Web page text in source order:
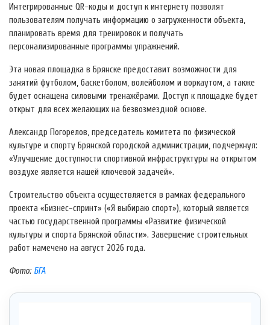
Интегрированные QR-коды и доступ к интернету позволят
пользователям получать информацию о загруженности объекта,
планировать время для тренировок и получать
персонализированные программы упражнений.
Эта новая площадка в Брянске предоставит возможности для
занятий футболом, баскетболом, волейболом и воркаутом, а также
будет оснащена силовыми тренажёрами. Доступ к площадке будет
открыт для всех желающих на безвозмездной основе.
Александр Погорелов, председатель комитета по физической
культуре и спорту Брянской городской администрации, подчеркнул:
«Улучшение доступности спортивной инфраструктуры на открытом
воздухе является нашей ключевой задачей».
Строительство объекта осуществляется в рамках федерального
проекта «Бизнес-спринт» («Я выбираю спорт»), который является
частью государственной программы «Развитие физической
культуры и спорта Брянской области». Завершение строительных
работ намечено на август 2026 года.
Фото: БГА